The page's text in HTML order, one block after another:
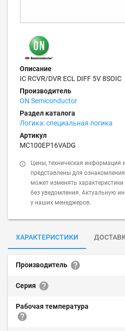
Описание
IC RCVR/DVR ECL DIFF 5V 8SOIC
Производитель
ON Semiconductor
Раздел каталога
Логика: специальная логика
Артикул
MC100EP16VADG
Цены, техническая информация
представлены для
может изменять
без уведомления. Актуальную
у наших менеджеров.
ХАРАКТЕРИСТИКИ
Производитель
Серия
Рабочая температура